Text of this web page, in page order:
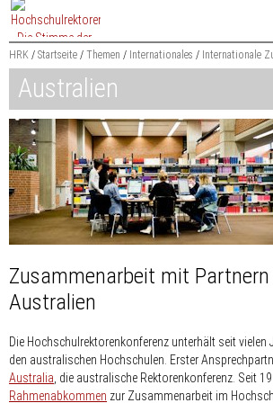
Zum
Content
springen
Suchbegriff
HRK Startseite Themen Internationales Internationale
Australien
Zusammenarbeit mit Partnern
Australien
Die Hochschulrektorenkonferenz unterhält seit vielen
den australischen Hochschulen. Erster
Australia , die australische Rektorenkonferenz. Seit
Rahmenabkommen zur Zusammenarbeit im